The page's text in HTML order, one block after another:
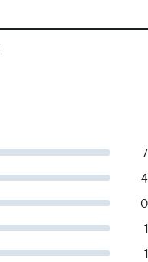
7
4
0
1
1